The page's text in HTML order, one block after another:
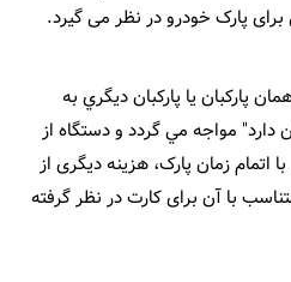
پارک خودرو در نظر می گیرد.
پارکبان يا پارکبان ديگري به
دارد" مواجه مي گردد و دستگاه از
اتمام زمان پارک، هزینه دیگری از
با آن برای کارت در نظر گرفته